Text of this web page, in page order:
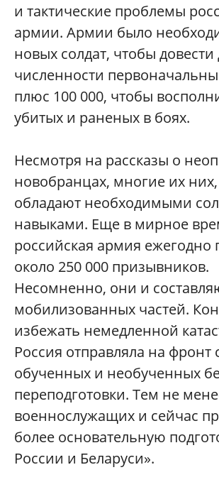
и тактические проблемы
армии. Армии было
новых солдат, чтобы
численности
плюс 100 000, чтобы
убитых и раненых в боях.
Несмотря на рассказы о
новобранцах, многие их
обладают необходимыми
навыками. Еще в мирное
российская армия ежегодно
около 250 000 призывников.
Несомненно, они и
мобилизованных частей.
избежать немедленной
Россия отправляла на фронт
обученных и необученных
переподготовки. Тем не
военнослужащих и сейчас
более основательную
России и Беларуси».